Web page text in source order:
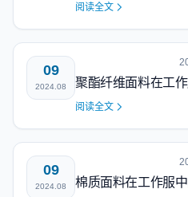
阅读全文
09
2024.08 聚酯纤维面料在工
阅读全文
09
2024.08 棉质面料在工作服